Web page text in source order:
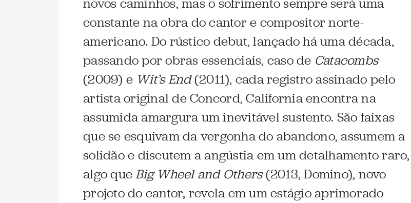
novos caminhos, mas o sofrimento sempre será uma
constante na obra do cantor e compositor norte-
americano. Do rústico debut, lançado há uma década,
passando por obras essenciais, caso de Catacombs
(2009) e Wit’s End(2011), cada registro assinado pelo
artista original de Concord, California encontra na
assumida amargura um inevitável sustento. São faixas
que se esquivam da vergonha do abandono, assumem a
solidão e discutem a angústia em um detalhamento raro,
algo queBig Wheel and Others(2013, Domino), novo
projeto do cantor, revela em um estágio aprimorado